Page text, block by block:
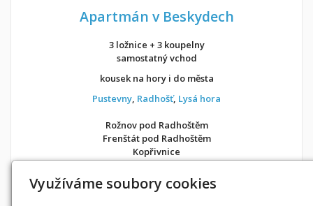
Apartmán v Beskydech
3 ložnice + 3 koupelny
samostatný vchod
kousek na hory i do města
Pustevny, Radhošť, Lysá hora
Rožnov pod Radhoštěm
Frenštát pod Radhoštěm
Kopřivnice
Možnost objednání ubytování také přesAirbnb
Využíváme soubory cookies